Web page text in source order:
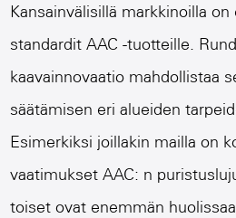
Kansainvälisillä markkinoilla
standardit AAC -tuotteille.
kaavainnovaatio mahdollistaa
säätämisen eri alueiden
Esimerkiksi joillakin mailla on
vaatimukset AAC: n
toiset ovat enemmän